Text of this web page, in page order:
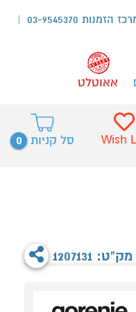
הזמנות 03-9545370
אאוטלט
סל קניות 0 Wish
1207131